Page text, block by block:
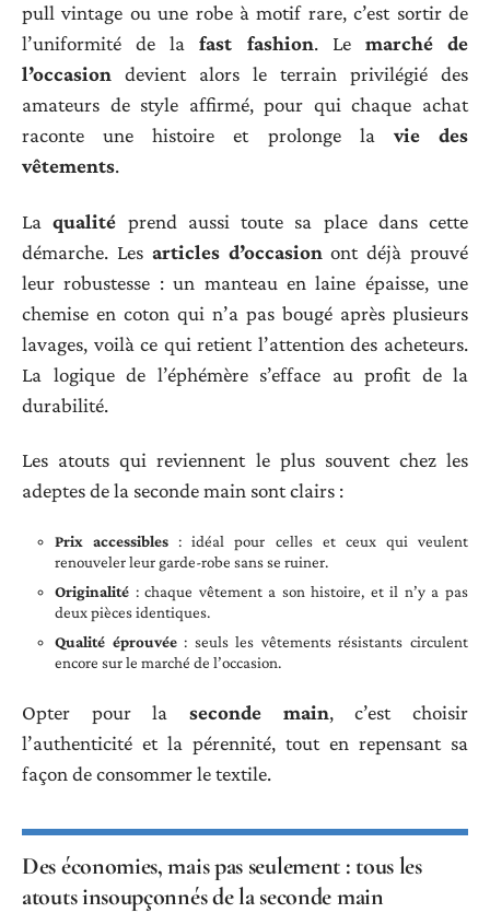
pull vintage ou une robe à motif rare, c’est sortir de
l’uniformité de lafast fashion. Le marché de
l’occasion devient alors le terrain privilégié des
amateurs de style affirmé, pour qui chaque achat
raconte une histoire et prolonge la vie des
vêtements.
Laqualité prend aussi toute sa place dans cette
démarche. Les articles d’occasion ont déjà prouvé
leur robustesse : un manteau en laine épaisse, une
chemise en coton qui n’a pas bougé après plusieurs
lavages, voilà ce qui retient l’attention des acheteurs.
La logique de l’éphémère s’efface au profit de la
durabilité.
Les atouts qui reviennent le plus souvent chez les
adeptes de la seconde main sont clairs :
Prix accessibles : idéal pour celles et ceux qui veulent
renouveler leur garde-robe sans se ruiner.
Originalité : chaque vêtement a son histoire, et il n’y a pas
deux pièces identiques.
Qualité éprouvée: seuls les vêtements résistants circulent
encore sur le marché de l’occasion.
Opter pour la seconde main, c’est choisir
l’authenticité et la pérennité, tout en repensant sa
façon de consommer le textile.
Des économies, mais pas seulement : tous les
atouts insoupçonnés de la seconde main